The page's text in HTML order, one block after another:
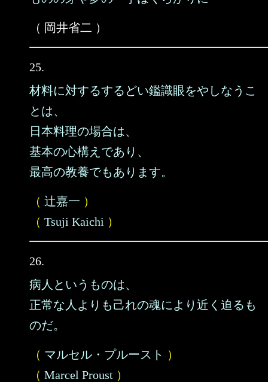
（ 岡井省二 ）
25.
材料に対するするどい鑑識眼をやしなうこ
とは、
日本料理の場合は、
基本の心構えであり、
最高の教養でもあります。
（ 辻嘉一 ）
（ Tsuji Kaichi ）
26.
病人というものは、
正常な人よりも己れの魂により近く迫るも
のだ。
（ マルセル・プルースト ）
（ Marcel Proust ）